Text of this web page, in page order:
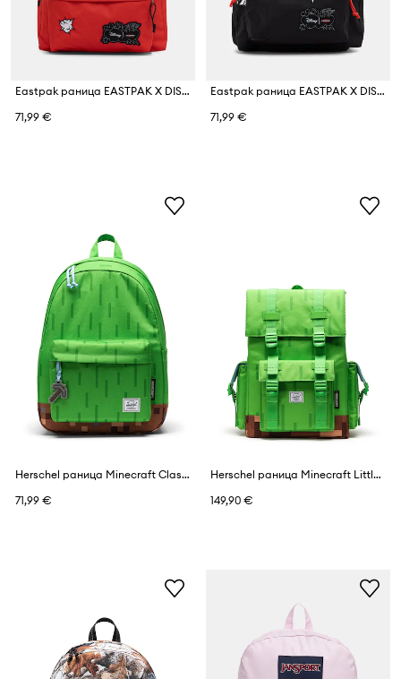
Eastpak раница EASTPAK X DISNEY
71,99 €
Eastpak раница EASTPAK X DISNEY
71,99 €
Herschel раница Minecraft Classic™
71,99 €
Herschel раница Minecraft Little America™
149,90 €